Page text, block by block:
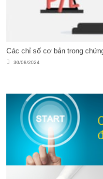
Các chỉ số cơ bản trong
30/08/2024